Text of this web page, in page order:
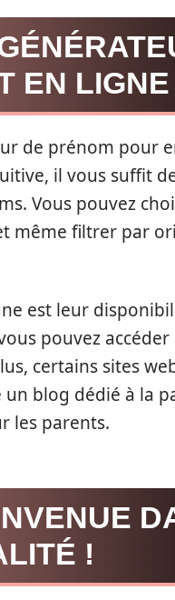
EN LIGNE
de prénom pour
il vous suffit
Vous pouvez
même filtrer par
est leur
pouvez accéder
certains sites
blog dédié à la
les parents.
!